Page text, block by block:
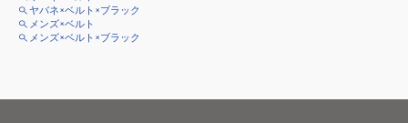
ヤバネ×ベルト×ブラック
メンズ×ベルト
メンズ×ベルト×ブラック